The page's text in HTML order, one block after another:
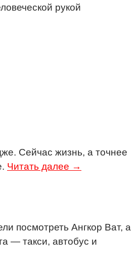
рукой
Сейчас жизнь, а точнее
Читать далее →
посмотреть Ангкор Ват, а
— такси, автобус и